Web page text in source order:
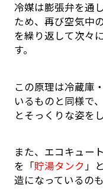
冷媒は膨張弁を通
ため、再び空気中
を繰り返して次々
す。
この原理は冷蔵庫
いるものと同様で
とそっくりな姿を
また、エコキュー
を「貯湯タンク」
造になっているの